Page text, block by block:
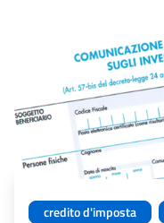
credito d'imposta